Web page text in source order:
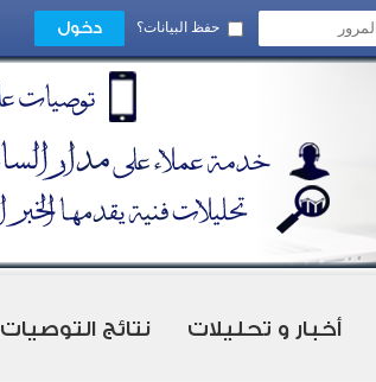
حفظ البيانات؟
أخبار و تحليلات نتائج التوصيات